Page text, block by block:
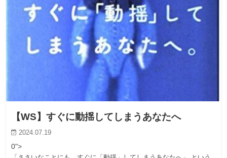
【WS】すぐに動揺してしまうあなたへ
2024.07.19
0">